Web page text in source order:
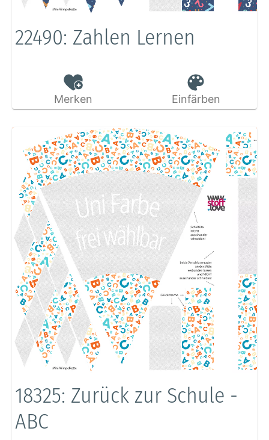
22490: Zahlen Lernen
Merken Einfärben
18325: Zurück zur Schule -
ABC